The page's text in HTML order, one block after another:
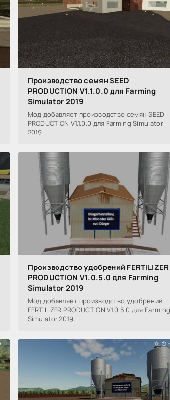
Производство семян SEED
PRODUCTION V1.1.0.0 для Farming
Simulator 2019
Мод добавляет производство семян SEED
PRODUCTION V1.1.0.0 для Farming Simulator
2019.
Производство удобрений FERTILIZER
PRODUCTION V1.0.5.0 для Farming
Simulator 2019
Мод добавляет производство удобрений
FERTILIZER PRODUCTION V1.0.5.0 для Farming
Simulator 2019.